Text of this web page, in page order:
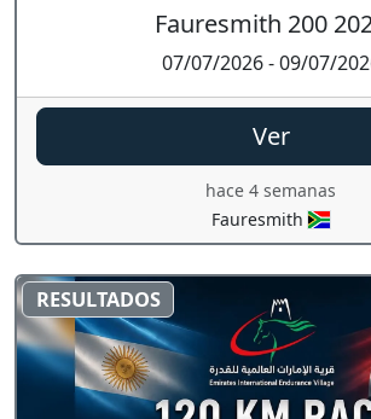
Fauresmith 200
07/07/2026 - 09/07/
Ver
hace 4 semanas
Fauresmith
RESULTADOS